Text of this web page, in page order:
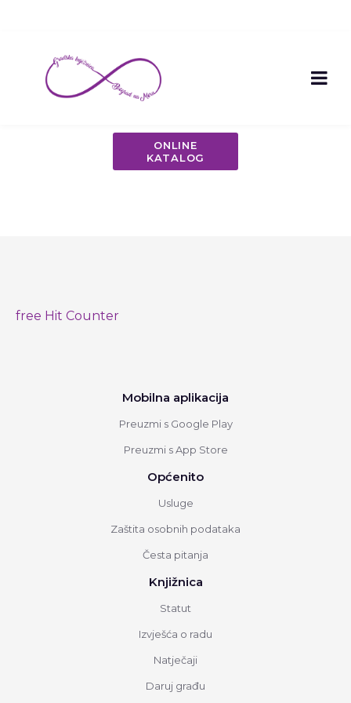
ONLINE
KATALOG
free Hit Counter
Mobilna aplikacija
Preuzmi s Google Play
Preuzmi s App Store
Općenito
Usluge
Zaštita osobnih podataka
Česta pitanja
Knjižnica
Statut
Izvješća o radu
Natječaji
Daruj građu